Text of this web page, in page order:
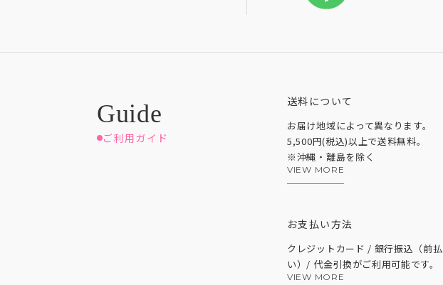
ご利用ガイド
送料について
お届け地域によって異なります。
5,500円(税込)以上で送料無料。
※沖縄・離島を除く
VIEW MORE
お支払い方法
クレジットカード / 銀行振込（前払
い）/ 代金引換がご利用可能です。
VIEW MORE